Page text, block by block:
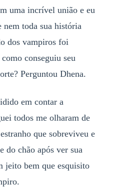
uma incrível união e eu
nem toda sua história
dos vampiros foi
conseguiu seu
Perguntou Dhena.
em contar a
todos me olharam de
que sobreviveu e
do chão após ver sua
jeito bem que esquisito